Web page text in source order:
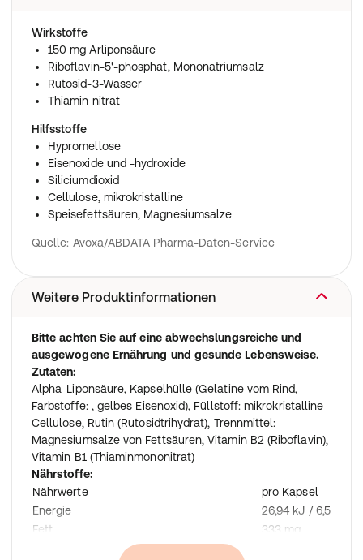
Wirkstoffe
150 mg Arliponsäure
Riboflavin-5'-phosphat, Mononatriumsalz
Rutosid-3-Wasser
Thiamin nitrat
Hilfsstoffe
Hypromellose
Eisenoxide und -hydroxide
Siliciumdioxid
Cellulose, mikrokristalline
Speisefettsäuren, Magnesiumsalze
Quelle: Avoxa/ABDATA Pharma-Daten-Service
Weitere Produktinformationen
Bitte achten Sie auf eine abwechslungsreiche und
ausgewogene Ernährung und gesunde Lebensweise.
Zutaten:
Alpha-Liponsäure, Kapselhülle (Gelatine vom Rind,
Farbstoffe: , gelbes Eisenoxid), Füllstoff: mikrokristalline
Cellulose, Rutin (Rutosidtrihydrat), Trennmittel:
Magnesiumsalze von Fettsäuren, Vitamin B2 (Riboflavin),
Vitamin B1 (Thiaminmononitrat)
Nährstoffe:
Nährwerte
pro Kapsel
Energie
26,94 kJ / 6,5 kcal
Fett
333 mg
-davon gesättigte Fettsäuren